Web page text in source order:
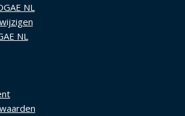
NL
NL